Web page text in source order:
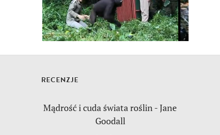
RECENZJE
Mądrość i cuda świata roślin - Jane
Goodall